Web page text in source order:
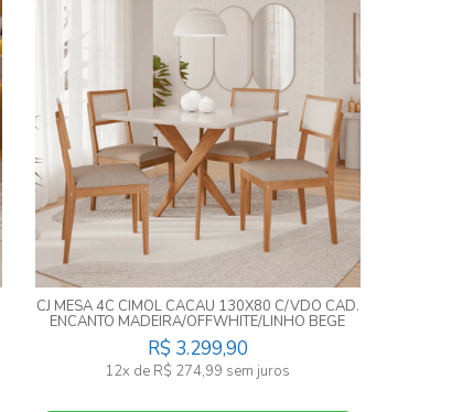
CJ MESA 4C CIMOL CACAU 130X80 C/VDO CAD.
ENCANTO MADEIRA/OFFWHITE/LINHO BEGE
R$ 3.299,90
12x de R$ 274,99 sem juros